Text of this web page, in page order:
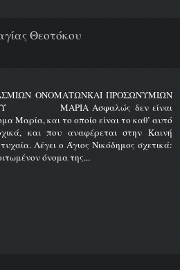
Θεοτόκου
ΟΝΟΜΑΤΩΝΚΑΙ ΠΡΟΣΩΝΥΜΙΩΝ
ΜΑΡΙΑ Ασφαλώς δεν είναι
Μαρία, και το οποίο είναι το καθ’ αυτό
και που αναφέρεται στην Καινή
Λέγει ο Άγιος Νικόδημος σχετικά:
όνομα της...